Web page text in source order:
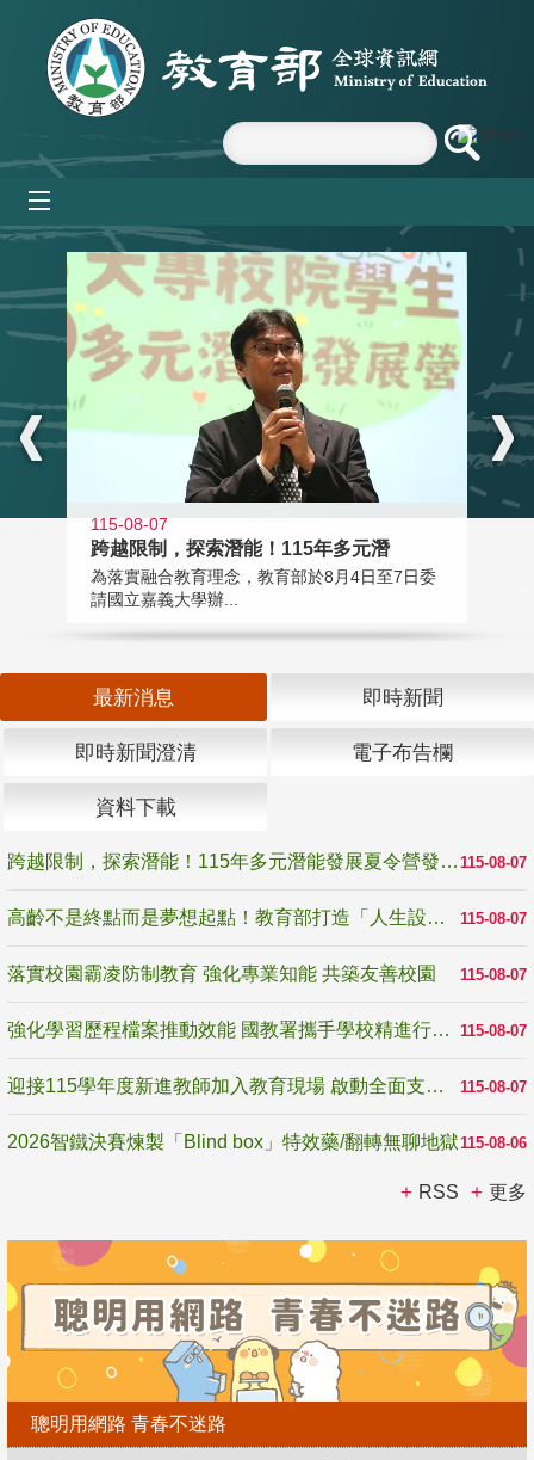
跳到主要內容區塊
:::
115-08-07
跨越限制，探索潛能！115年多元潛
為落實融合教育理念，教育部於8月4日至7日委
請國立嘉義大學辦...
最新消息 即時新聞
即時新聞澄清 電子布告欄
資料下載
115-08-07
跨越限制，探索潛能！115年多元潛能發展夏令營發掘生命無限可能
115-08-07
高齡不是終點而是夢想起點！教育部打造「人生設計夢工場」 參展第3屆高齡健康產業博覽會
115-08-07
落實校園霸凌防制教育 強化專業知能 共築友善校園
115-08-07
強化學習歷程檔案推動效能 國教署攜手學校精進行政與教學支持
115-08-07
迎接115學年度新進教師加入教育現場 啟動全面支持陪伴
115-08-06
2026智鐵決賽煉製「Blind box」特效藥/翻轉無聊地獄
RSS 更多
聰明用網路 青春不迷路